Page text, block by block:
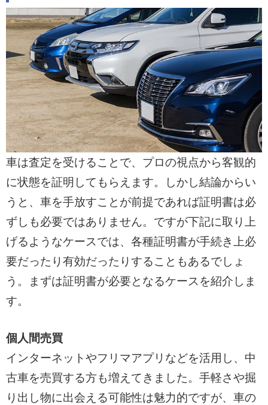
車は査定を受けることで、プロの視点から客観的
に状態を証明してもらえます。しかし結論からい
うと、車を手放すことが前提であれば証明書は必
ずしも必要ではありません。ですが下記に取り上
げるようなケースでは、各種証明書が手続き上必
要だったり有効だったりすることもあるでしょ
う。まずは証明書が必要となるケースを紹介しま
す。
個人間売買
インターネットやフリマアプリなどを活用し、中
古車を売買する方も増えてきました。手軽さや掘
り出し物に出会える可能性は魅力的ですが、車の